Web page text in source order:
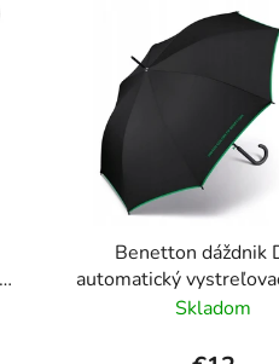
Benetton dáždnik
automatický
87cm/102cm
Skladom